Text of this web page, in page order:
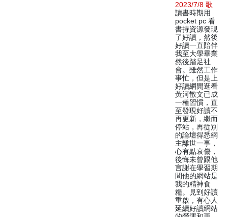
2023/7/8 歌
讀書時期用
pocket pc 看
書持資源發現
了好讀，然後
好讀一直陪伴
我至大學畢業
然後踏足社
會。雖然工作
事忙，但是上
好讀網閒逛看
黃河散文已成
一種習慣，直
至發現好讀不
再更新，繼而
停站，再從別
的論壇得悉網
主離世一事，
心有點哀傷，
後悔未曾跟他
言謝在學習期
間他的網站是
我的精神食
糧。見到好讀
重啟，有心人
延續好讀網站